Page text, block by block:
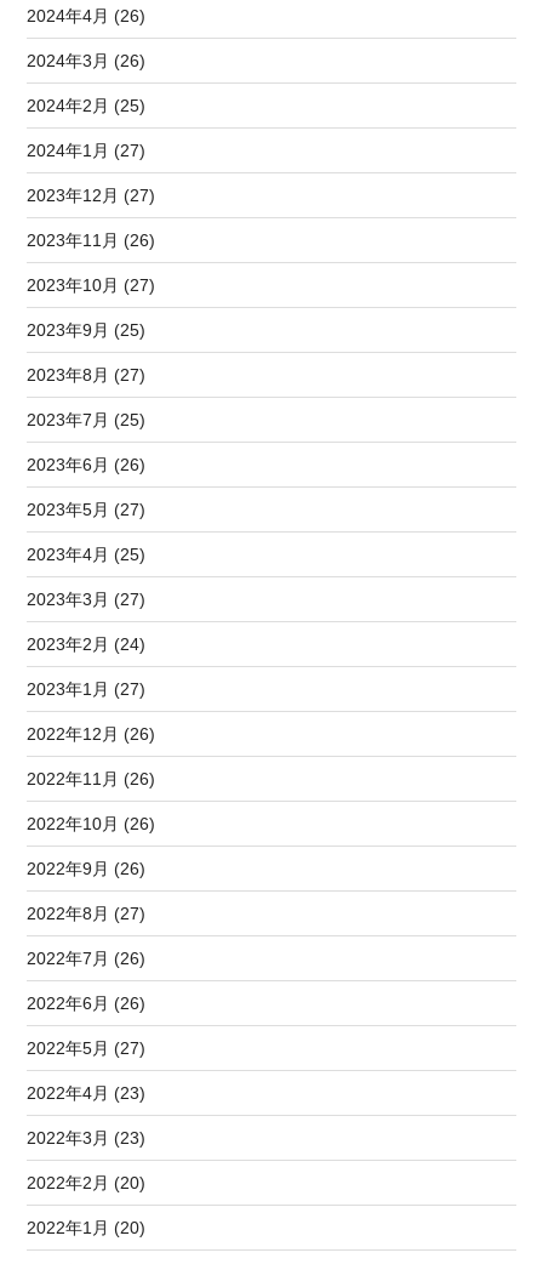
2024年4月 (26)
2024年3月 (26)
2024年2月 (25)
2024年1月 (27)
2023年12月 (27)
2023年11月 (26)
2023年10月 (27)
2023年9月 (25)
2023年8月 (27)
2023年7月 (25)
2023年6月 (26)
2023年5月 (27)
2023年4月 (25)
2023年3月 (27)
2023年2月 (24)
2023年1月 (27)
2022年12月 (26)
2022年11月 (26)
2022年10月 (26)
2022年9月 (26)
2022年8月 (27)
2022年7月 (26)
2022年6月 (26)
2022年5月 (27)
2022年4月 (23)
2022年3月 (23)
2022年2月 (20)
2022年1月 (20)